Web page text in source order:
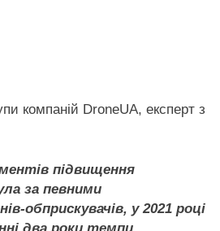
компаній DroneUA, експерт з
підвищення
за певними
обприскувачів, у 2021 році